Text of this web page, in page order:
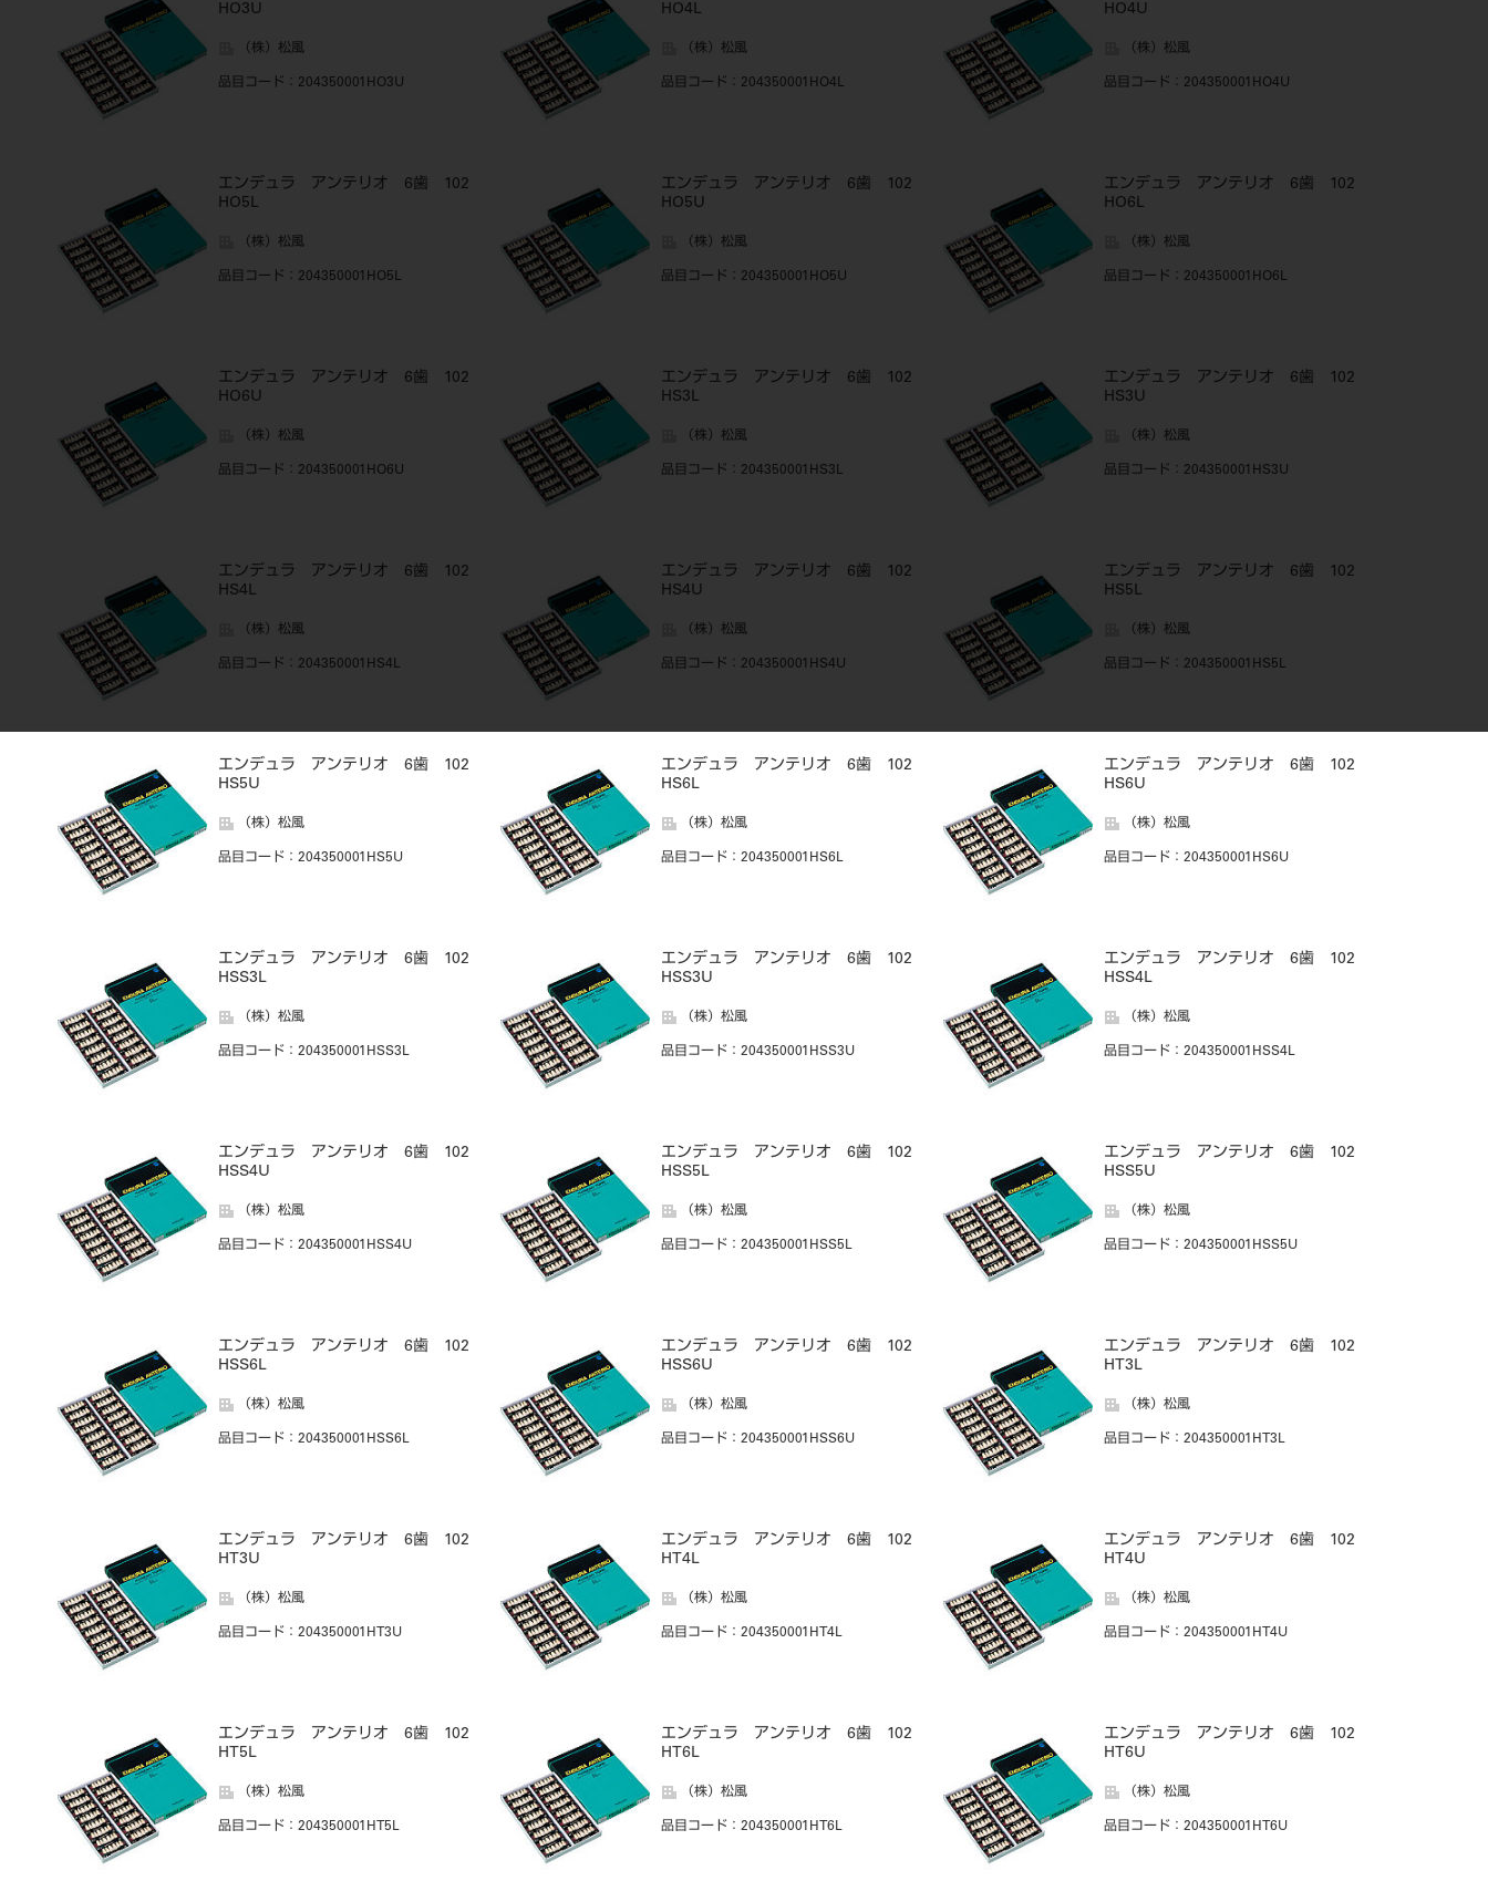
HO3U
（株）松風
品目コード ：204350001HO3U
HO4L
（株）松風
品目コード ：204350001HO4L
HO4U
（株）松風
品目コード ：204350001HO4U
エンデュラ アンテリオ 6歯 102
HO5L
（株）松風
品目コード ：204350001HO5L
エンデュラ アンテリオ 6歯 102
HO5U
（株）松風
品目コード ：204350001HO5U
エンデュラ アンテリオ 6歯 102
HO6L
（株）松風
品目コード ：204350001HO6L
エンデュラ アンテリオ 6歯 102
HO6U
（株）松風
品目コード ：204350001HO6U
エンデュラ アンテリオ 6歯 102
HS3L
（株）松風
品目コード ：204350001HS3L
エンデュラ アンテリオ 6歯 102
HS3U
（株）松風
品目コード ：204350001HS3U
エンデュラ アンテリオ 6歯 102
HS4L
（株）松風
品目コード ：204350001HS4L
エンデュラ アンテリオ 6歯 102
HS4U
（株）松風
品目コード ：204350001HS4U
エンデュラ アンテリオ 6歯 102
HS5L
（株）松風
品目コード ：204350001HS5L
エンデュラ アンテリオ 6歯 102
HS5U
（株）松風
品目コード ：204350001HS5U
エンデュラ アンテリオ 6歯 102
HS6L
（株）松風
品目コード ：204350001HS6L
エンデュラ アンテリオ 6歯 102
HS6U
（株）松風
品目コード ：204350001HS6U
エンデュラ アンテリオ 6歯 102
HSS3L
（株）松風
品目コード ：204350001HSS3L
エンデュラ アンテリオ 6歯 102
HSS3U
（株）松風
品目コード ：204350001HSS3U
エンデュラ アンテリオ 6歯 102
HSS4L
（株）松風
品目コード ：204350001HSS4L
エンデュラ アンテリオ 6歯 102
HSS4U
（株）松風
品目コード ：204350001HSS4U
エンデュラ アンテリオ 6歯 102
HSS5L
（株）松風
品目コード ：204350001HSS5L
エンデュラ アンテリオ 6歯 102
HSS5U
（株）松風
品目コード ：204350001HSS5U
エンデュラ アンテリオ 6歯 102
HSS6L
（株）松風
品目コード ：204350001HSS6L
エンデュラ アンテリオ 6歯 102
HSS6U
（株）松風
品目コード ：204350001HSS6U
エンデュラ アンテリオ 6歯 102
HT3L
（株）松風
品目コード ：204350001HT3L
エンデュラ アンテリオ 6歯 102
HT3U
（株）松風
品目コード ：204350001HT3U
エンデュラ アンテリオ 6歯 102
HT4L
（株）松風
品目コード ：204350001HT4L
エンデュラ アンテリオ 6歯 102
HT4U
（株）松風
品目コード ：204350001HT4U
エンデュラ アンテリオ 6歯 102
HT5L
（株）松風
品目コード ：204350001HT5L
エンデュラ アンテリオ 6歯 102
HT6L
（株）松風
品目コード ：204350001HT6L
エンデュラ アンテリオ 6歯 102
HT6U
（株）松風
品目コード ：204350001HT6U